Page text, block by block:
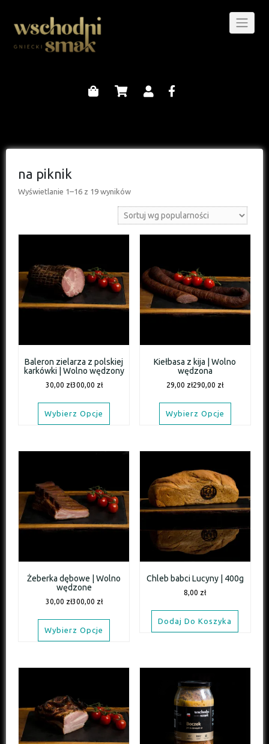
na piknik
Wyświetlanie 1–16 z 19 wyników
Baleron zielarza z polskiej
karkówki | Wolno wędzony
30,00 zł300,00 zł
Wybierz Opcje
Kiełbasa z kija | Wolno
wędzona
29,00 zł290,00 zł
Wybierz Opcje
Żeberka dębowe | Wolno
wędzone
30,00 zł300,00 zł
Wybierz Opcje
Chleb babci Lucyny | 400g
8,00 zł
Dodaj Do Koszyka